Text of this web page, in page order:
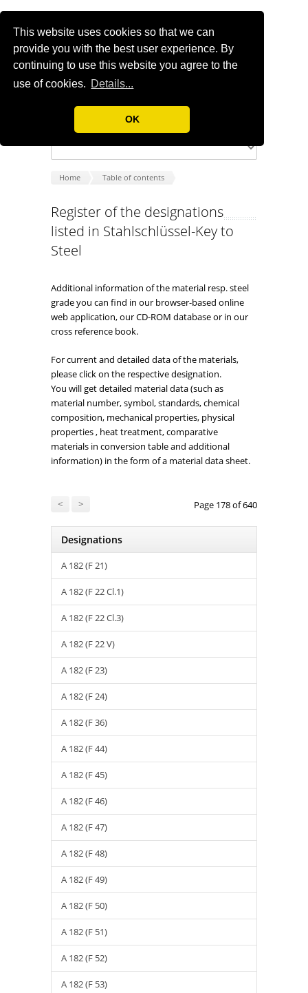
This website uses cookies so that we can
provide you with the best user experience. By
continuing to use this website you agree to the
use of cookies. Details...
OK
Home Table of contents
Register of the designations
listed in Stahlschlüssel-Key to
Steel
Additional information of the material resp. steel
grade you can find in our browser-based online
web application, our CD-ROM database or in our
cross reference book.
For current and detailed data of the materials,
please click on the respective designation.
You will get detailed material data (such as
material number, symbol, standards, chemical
composition, mechanical properties, physical
properties , heat treatment, comparative
materials in conversion table and additional
information) in the form of a material data sheet.
< > Page 178 of 640
Designations
A 182 (F 21)
A 182 (F 22 Cl.1)
A 182 (F 22 Cl.3)
A 182 (F 22 V)
A 182 (F 23)
A 182 (F 24)
A 182 (F 36)
A 182 (F 44)
A 182 (F 45)
A 182 (F 46)
A 182 (F 47)
A 182 (F 48)
A 182 (F 49)
A 182 (F 50)
A 182 (F 51)
A 182 (F 52)
A 182 (F 53)